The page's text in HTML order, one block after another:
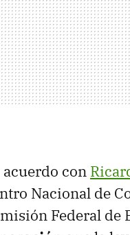
acuerdo con
Nacional de
Federal de